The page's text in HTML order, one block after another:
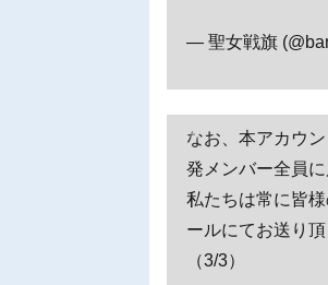
— 聖女戦旗
なお、本アカウ
発メンバー全員に
私たちは常に皆
ールにてお送り
（3/3）